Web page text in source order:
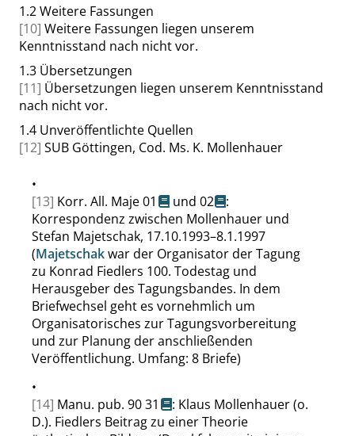
1.2Weitere Fassungen
[10] Weitere Fassungen liegen unserem
Kenntnisstand nach nicht vor.
1.3 Übersetzungen
[11] Übersetzungen liegen unserem Kenntnisstand
nach nicht vor.
1.4 Unveröffentlichte Quellen
[12] SUB Göttingen, Cod. Ms. K. Mollenhauer
•
[13] Korr. All. Maje 01 und 02
:
Korrespondenz zwischen Mollenhauer und
Stefan Majetschak, 17.10.1993–8.1.1997
(Majetschakwar der Organisator der Tagung
zu Konrad Fiedlers 100. Todestag und
Herausgeber des Tagungsbandes. In dem
Briefwechsel geht es vornehmlich um
Organisatorisches zur Tagungsvorbereitung
und zur Planung der anschließenden
Veröffentlichung. Umfang: 8 Briefe)
•
[14] Manu. pub. 90 31
: Klaus Mollenhauer (o.
D.). Fiedlers Beitrag zu einer Theorie